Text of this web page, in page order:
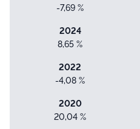
-7,69 %
2024
8,65 %
2022
-4,08 %
2020
20,04 %